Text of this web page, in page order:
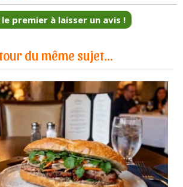
le premier à laisser un avis !
du même sujet...